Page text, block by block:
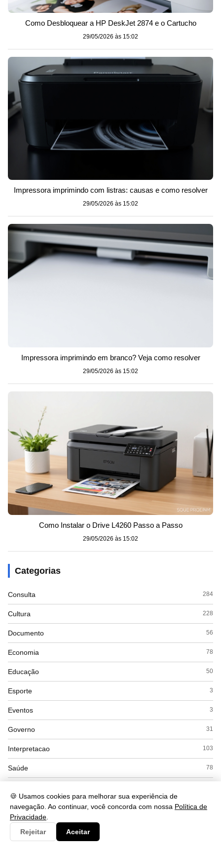
🍪 Usamos cookies para melhorar sua experiência de
navegação. Ao continuar, você concorda com nossa Política de
Privacidade
Rejeitar
Aceitar
Como Desbloquear a HP DeskJet 2874 e o Cartucho
29/05/2026 às 15:02
Impressora imprimindo com listras: causas e como resolver
29/05/2026 às 15:02
Impressora imprimindo em branco? Veja como resolver
29/05/2026 às 15:02
Como Instalar o Drive L4260 Passo a Passo
29/05/2026 às 15:02
Categorias
Consulta 284
Cultura 228
Documento 56
Economia 78
Educação 50
Esporte 3
Eventos 3
Governo 31
Interpretacao 103
Saúde 78